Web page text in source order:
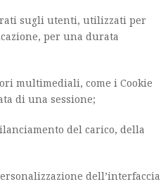
sugli utenti, utilizzati per
per una durata
multimediali, come i Cookie
di una sessione;
del carico, della
dell’interfaccia